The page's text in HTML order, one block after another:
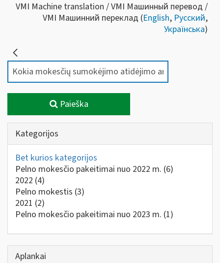
VMI Machine translation / VMI Машинный перевод /
VMI Машинний переклад (English, Русский,
Українська)
Paieška
Kategorijos
Bet kurios kategorijos
Pelno mokesčio pakeitimai nuo 2022 m. (6)
2022 (4)
Pelno mokestis (3)
2021 (2)
Pelno mokesčio pakeitimai nuo 2023 m. (1)
Aplankai